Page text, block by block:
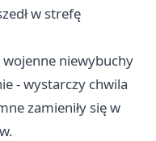
w strefę
niewybuchy
- wystarczy chwila
zamieniły się w